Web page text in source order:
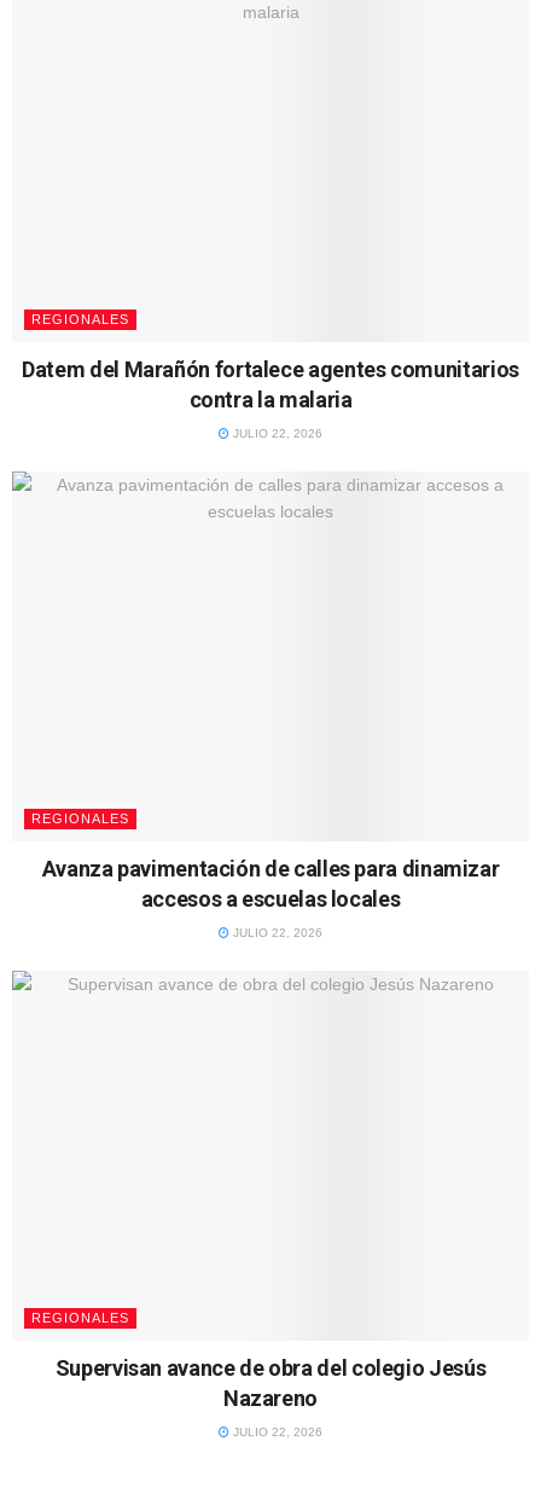
REGIONALES
Datem del Marañón fortalece agentes comunitarios
contra la malaria
JULIO 22, 2026
REGIONALES
Avanza pavimentación de calles para dinamizar
accesos a escuelas locales
JULIO 22, 2026
REGIONALES
Supervisan avance de obra del colegio Jesús
Nazareno
JULIO 22, 2026